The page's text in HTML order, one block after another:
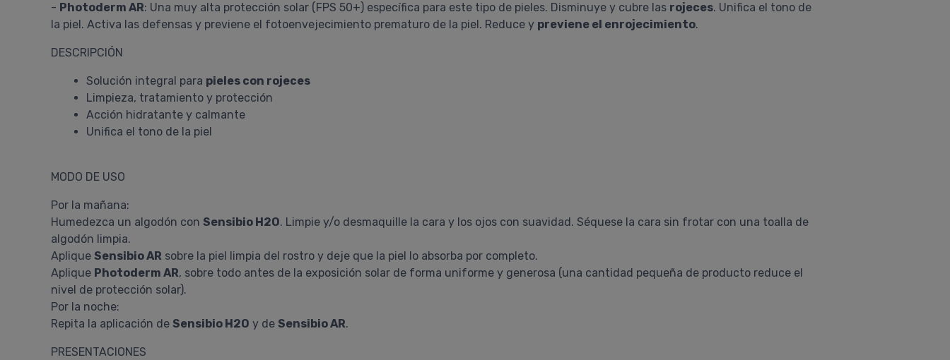
- Photoderm AR: Una muy alta protección solar (FPS 50+) específica para este tipo de pieles. Disminuye y cubre las rojeces. Unifica el tono de
la piel. Activa las defensas y previene el fotoenvejecimiento prematuro de la piel. Reduce y previene el enrojecimiento.
DESCRIPCIÓN
Solución integral para pieles con rojeces
Limpieza, tratamiento y protección
Acción hidratante y calmante
Unifica el tono de la piel
MODO DE USO
Por la mañana:
Humedezca un algodón con Sensibio H2O. Limpie y/o desmaquille la cara y los ojos con suavidad. Séquese la cara sin frotar con una toalla de
algodón limpia.
Aplique Sensibio AR sobre la piel limpia del rostro y deje que la piel lo absorba por completo.
Aplique Photoderm AR, sobre todo antes de la exposición solar de forma uniforme y generosa (una cantidad pequeña de producto reduce el
nivel de protección solar).
Por la noche:
Repita la aplicación de Sensibio H2O y de Sensibio AR.
PRESENTACIONES